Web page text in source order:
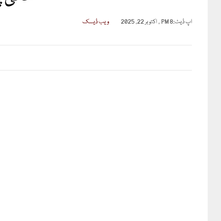
اپ ڈیٹ:8 PM , اکتوبر 22, 2025 ویب ڈیسک